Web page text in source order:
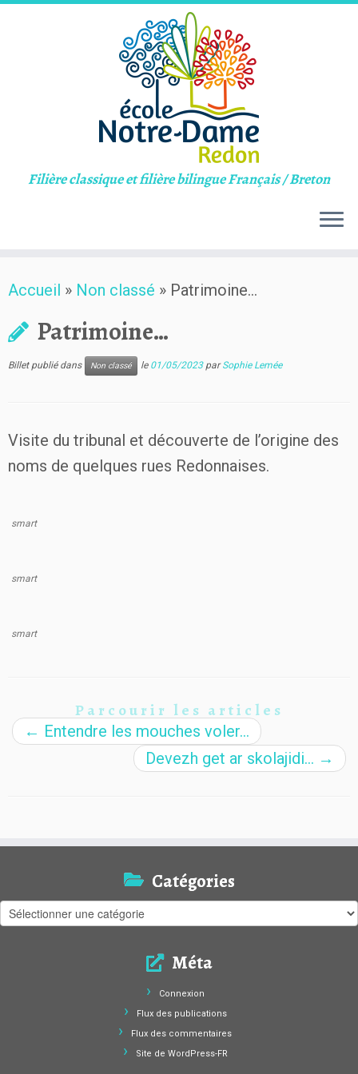
to
content
Filière classique et filière bilingue Français / Breton
Accueil » Non classé » Patrimoine…
Patrimoine…
Billet publié dans Non classé le 01/05/2023 parSophie Lemée
Visite du tribunal et découverte de l’origine des
noms de quelques rues Redonnaises.
smart
smart
smart
Parcourir les articles
← Entendre les mouches voler…
Devezh get ar skolajidi… →
Catégories
Catégories
Méta
Connexion
Flux des publications
Flux des commentaires
Site de WordPress-FR